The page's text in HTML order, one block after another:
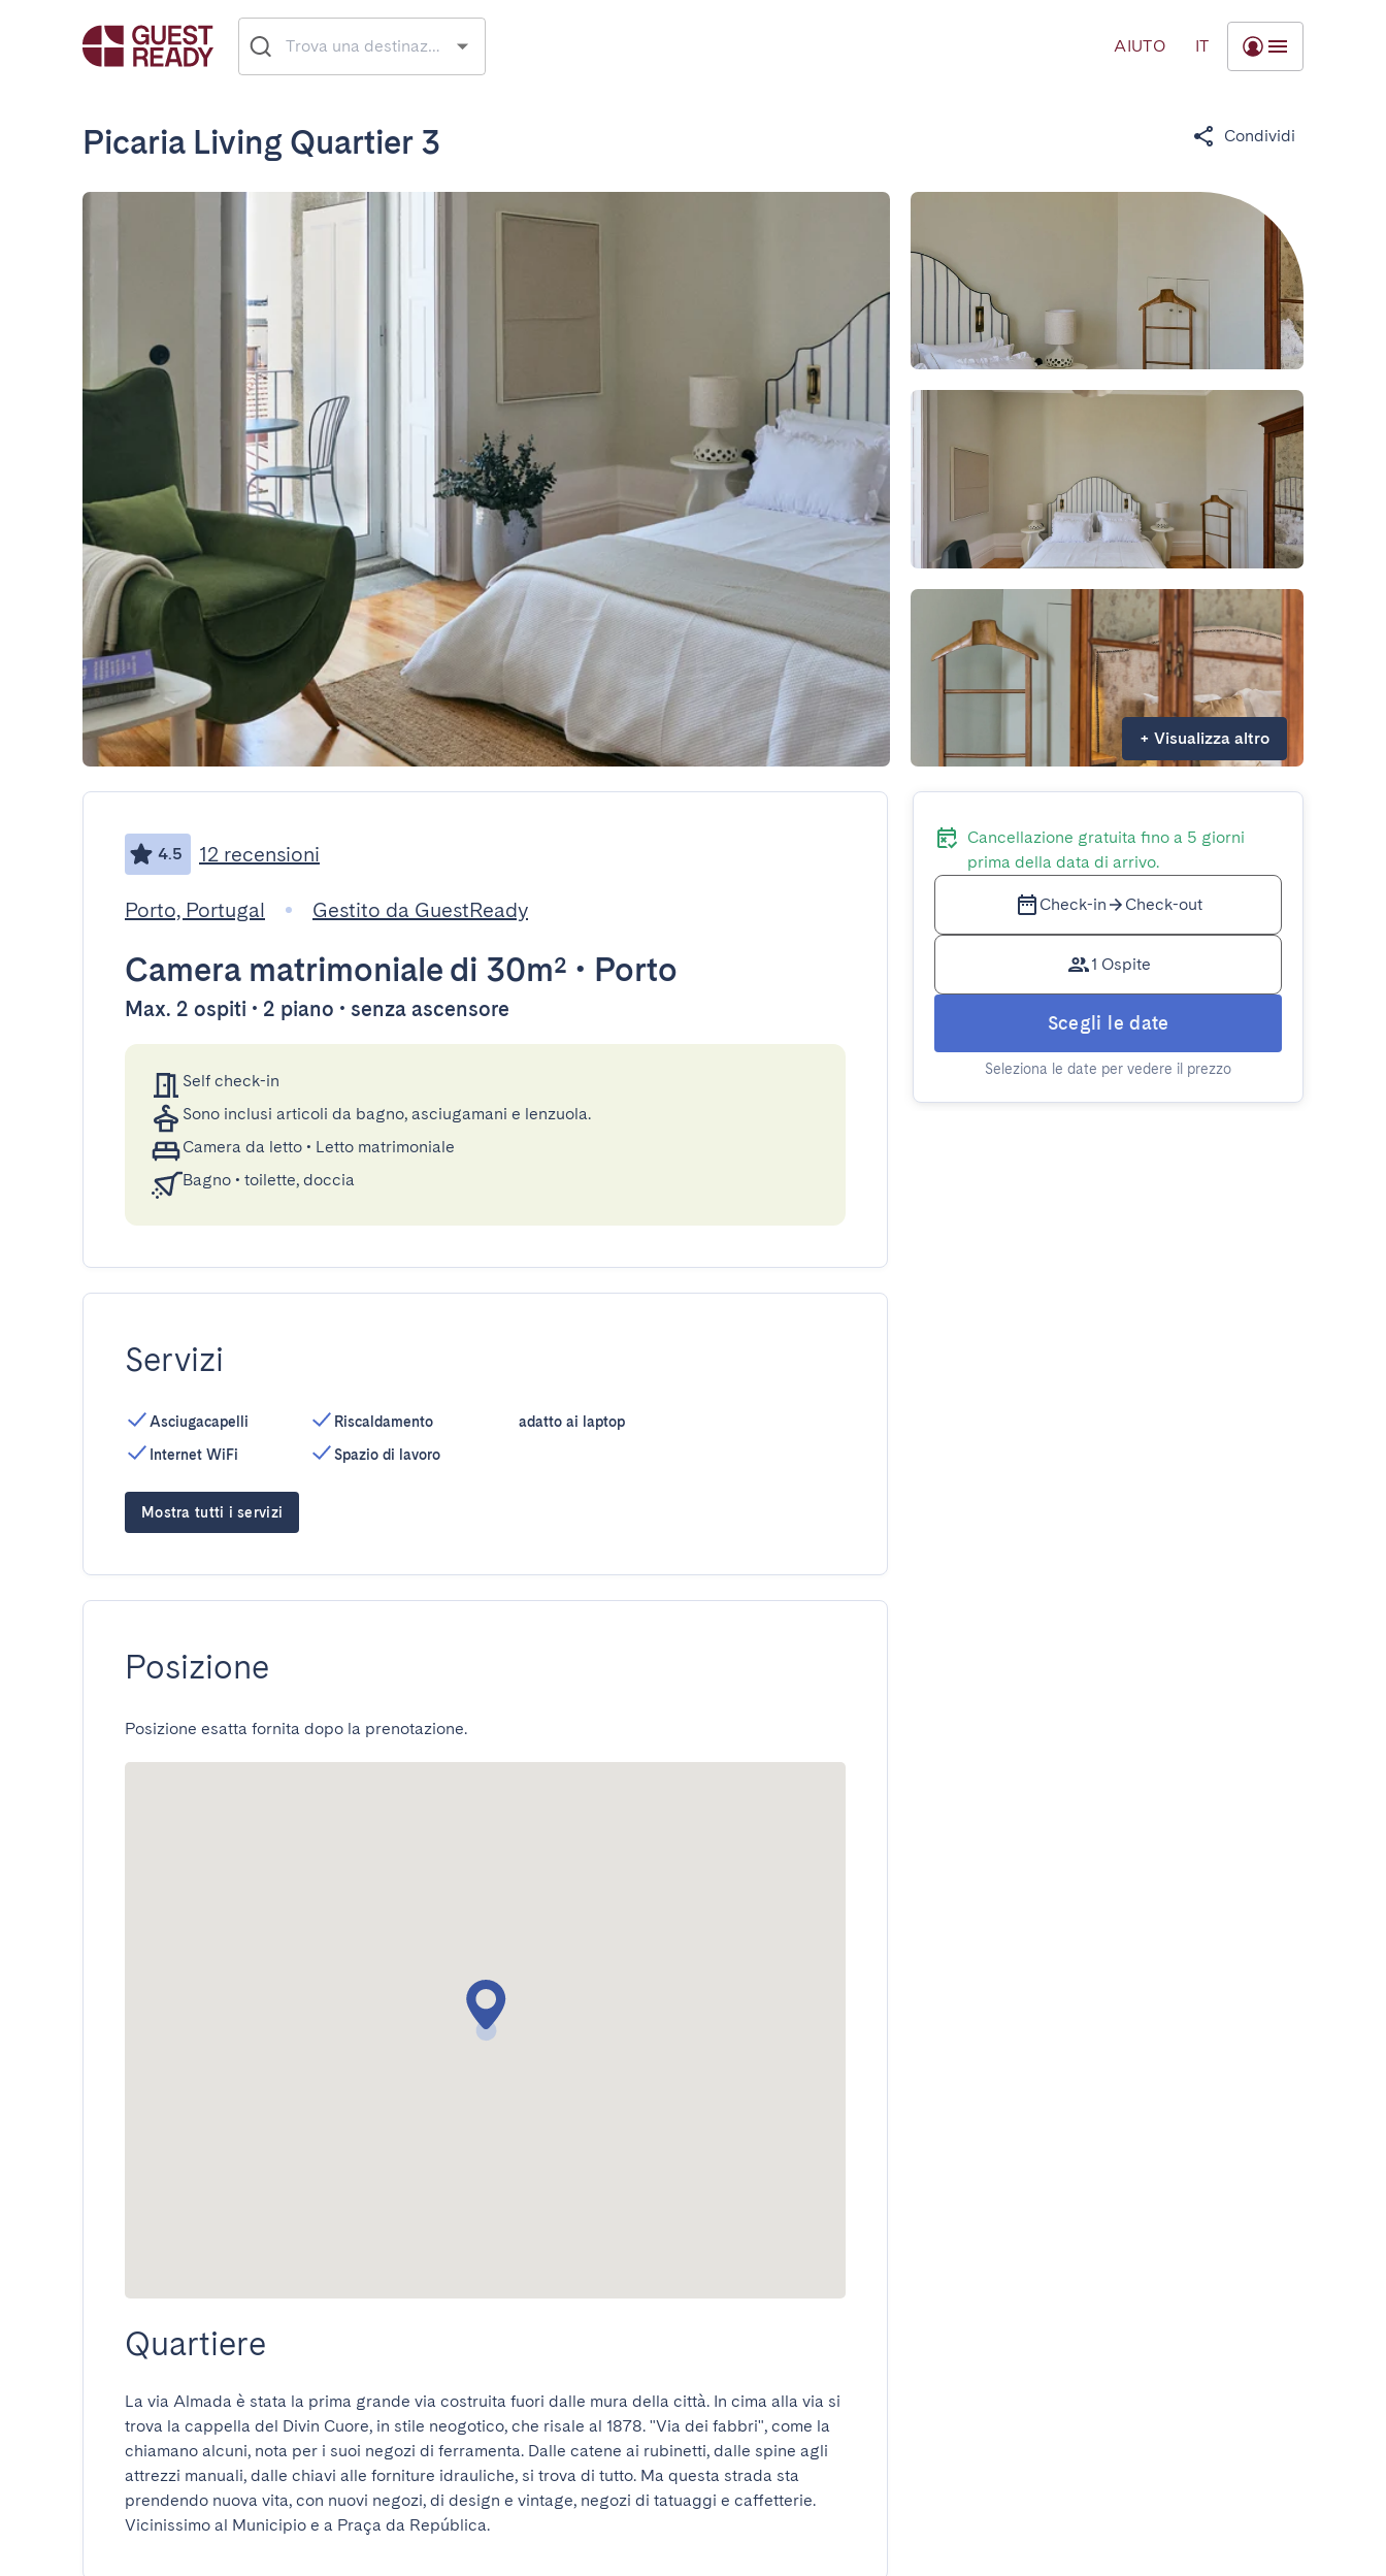
AIUTO IT
Picaria Living Quartier 3 Condividi
+ Visualizza altro
4.5 12 recensioni
Porto, Portugal Gestito da GuestReady
Camera matrimoniale di 30m² • Porto
Max. 2 ospiti • 2 piano • senza ascensore
Self check-in
Sono inclusi articoli da bagno, asciugamani e lenzuola.
Camera da letto • Letto matrimoniale
Bagno • toilette, doccia
Servizi
Asciugacapelli
Internet WiFi
Riscaldamento
Spazio di lavoro
adatto ai laptop
Mostra tutti i servizi
Posizione
Posizione esatta fornita dopo la prenotazione.
Quartiere
La via Almada è stata la prima grande via costruita fuori dalle mura della città. In cima alla via si
trova la cappella del Divin Cuore, in stile neogotico, che risale al 1878. "Via dei fabbri", come la
chiamano alcuni, nota per i suoi negozi di ferramenta. Dalle catene ai rubinetti, dalle spine agli
attrezzi manuali, dalle chiavi alle forniture idrauliche, si trova di tutto. Ma questa strada sta
prendendo nuova vita, con nuovi negozi, di design e vintage, negozi di tatuaggi e caffetterie.
Vicinissimo al Municipio e a Praça da República.
Cancellazione gratuita fino a 5 giorni
prima della data di arrivo.
Check-in Check-out
1 Ospite
Scegli le date
Seleziona le date per vedere il prezzo